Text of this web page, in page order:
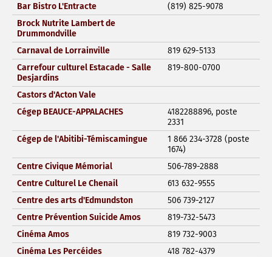
Bar Bistro L'Entracte
(819) 825-9078
Brock Nutrite Lambert de
Drummondville
Carnaval de Lorrainville
819 629-5133
Carrefour culturel Estacade - Salle
Desjardins
819-800-0700
Castors d'Acton Vale
Cégep BEAUCE-APPALACHES
4182288896, poste
2331
Cégep de l'Abitibi-Témiscamingue
1 866 234-3728 (poste
1674)
Centre Civique Mémorial
506-789-2888
Centre Culturel Le Chenail
613 632-9555
Centre des arts d'Edmundston
506 739-2127
Centre Prévention Suicide Amos
819-732-5473
Cinéma Amos
819 732-9003
Cinéma Les Percéides
418 782-4379